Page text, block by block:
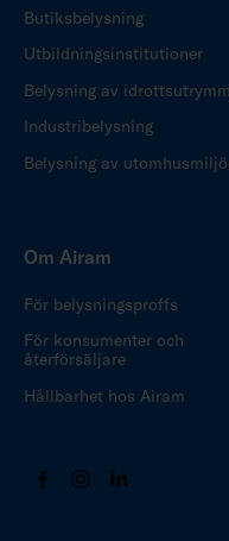
Butiksbelysning
Utbildningsinstitutioner
Belysning av
Industribelysning
Belysning av
Om Airam
För belysningsproffs
För konsumenter och
återförsäljare
Hållbarhet hos Airam